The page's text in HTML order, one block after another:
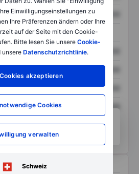
Einwilligungseinstellungen zu
Ihre Präferenzen ändern oder Ihre
auf der Seite mit den Cookie-
Bitte lesen Sie unsereCookie-
Datenschutzrichtlinie.
akzeptieren
Cookies
verwalten
Schweiz
XXXXXXX XXXXXXX
XXXXXXX
XXXXXXX
XXXXXXX XXXXXXX
XXXXXXX
XXXXXXX
erhalten.